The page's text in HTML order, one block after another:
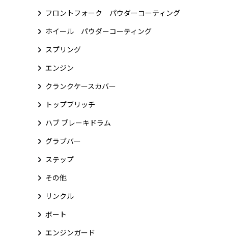
フロントフォーク パウダーコーティング
ホイール パウダーコーティング
スプリング
エンジン
クランクケースカバー
トップブリッチ
ハブ ブレーキドラム
グラブバー
ステップ
その他
リンクル
ボート
エンジンガード